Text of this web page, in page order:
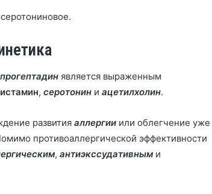
является выраженным
, серотонин и ацетилхолин.
развития аллергии или облегчение уже
противоаллергической эффективности
, антиэкссудативным и